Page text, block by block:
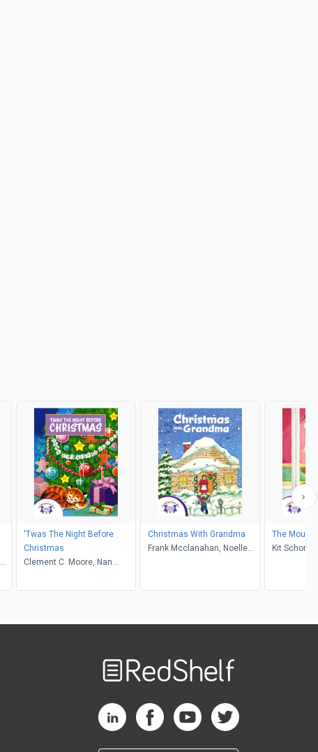
'Twas The Night Before
Christmas
Clement C. Moore, Nan
Christmas With Grandma
Frank Mcclanahan, Noelle
The
Kit
RedShelf LinkedIn Page
RedShelf Facebook Page
RedShelf YouTube Page
RedShelf Twitter